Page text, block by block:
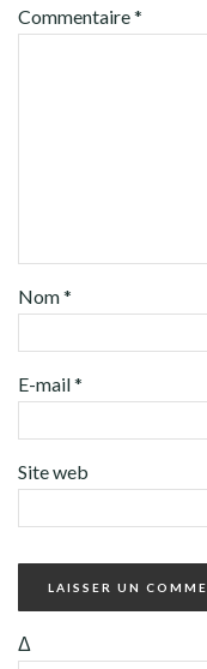
Commentaire*
Nom*
E-mail*
Site web
Δ